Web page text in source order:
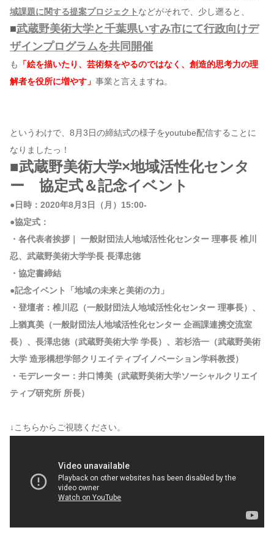
域課題に関する提案プロジェクト などがそれで、少し遡ると、
■武蔵野美術大学と千葉県いすみ市にて行政向けデ
ザインプログラムを共同開催
も
「絵を描いたり、芸術祭をやるのではなく、創造的思考力の理
解者を役所に増やす」 事業と言えますね。
というわけで、8月3日の締結式の様子をyoutube配信することに
なりましたっ！
■武蔵野美術大学×地域活性化センタ
ー 協定式＆記念イベント
●日時：2020年8月3日（月）15:00-
●協定式：
・各代表者挨拶｜ 一般財団法人地域活性化センター 理事長 椎川
忍、武蔵野美術大学学長 長澤忠徳
・協定書締結
●記念イベント「地域の未来と美術の力」
・登壇者：椎川忍（一般財団法人地域活性化センター 理事長）、
上猶真美（一般財団法人地域活性化センター 企画課連携交流室
長）、長澤忠徳（武蔵野美術大学 学長）、若杉浩一（武蔵野美術
大学 造形構想学部クリエイティブイノベーション学科教授）
・モデレーター：井口博美（武蔵野美術大学ソーシャルクリエイ
ティブ研究所 所長）
↓こちらからご視聴ください。